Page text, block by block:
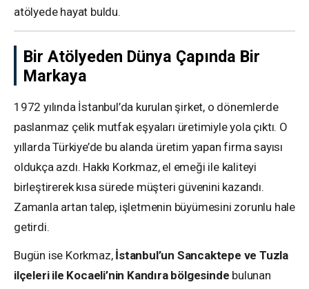
atölyede hayat buldu.
Bir Atölyeden Dünya Çapında Bir
Markaya
1972 yılında İstanbul’da kurulan şirket, o dönemlerde
paslanmaz çelik mutfak eşyaları üretimiyle yola çıktı. O
yıllarda Türkiye’de bu alanda üretim yapan firma sayısı
oldukça azdı. Hakkı Korkmaz, el emeği ile kaliteyi
birleştirerek kısa sürede müşteri güvenini kazandı.
Zamanla artan talep, işletmenin büyümesini zorunlu hale
getirdi.
Bugün ise Korkmaz, İstanbul’un Sancaktepe ve Tuzla
ilçeleri ile Kocaeli’nin Kandıra bölgesinde bulunan